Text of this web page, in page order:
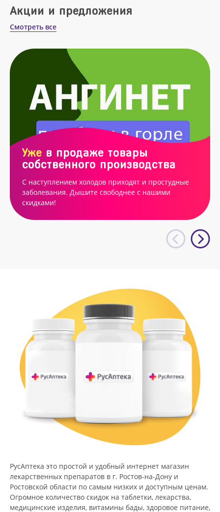
Акции и предложения
Смотреть все
Уже в продаже товары
собственного производства
С наступлением холодов приходят и простудные
заболевания. Дышите свободнее с нашими
скидками!
РусАптека это простой и удобный интернет магазин
лекарственных препаратов в г. Ростов-на-Дону и
Ростовской области по самым низких и доступным ценам.
Огромное количество скидок на таблетки, лекарства,
медицинские изделия, витамины бады, здоровое питание,